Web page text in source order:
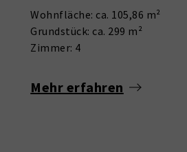
Wohnfläche: ca. 105,86 m²
Grundstück: ca. 299 m²
Zimmer: 4
Mehr erfahren